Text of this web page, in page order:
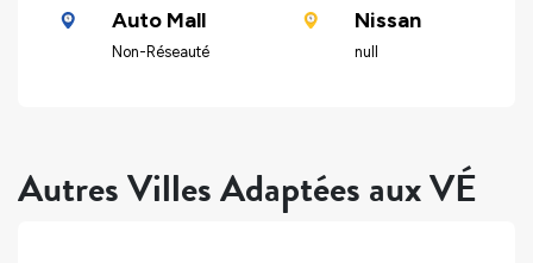
Auto Mall
Non-Réseauté
Nissan
null
Autres Villes Adaptées aux VÉ